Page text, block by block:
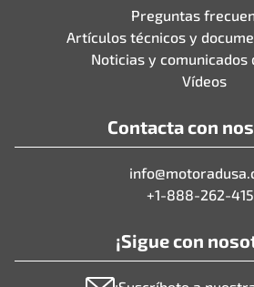
Preguntas
Artículos técnicos y
Noticias y comunicados
Vídeos
Contacta con
+1-888-262-
¡Sigue con